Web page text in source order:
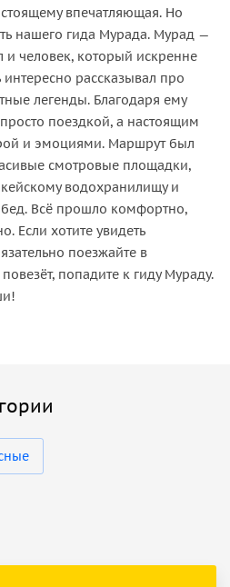
впечатляющая. Но
нашего гида Мурада. Мурад —
человек, который искренне
рассказывал про
легенды. Благодаря ему
поездкой, а настоящим
и эмоциями. Маршрут был
смотровые площадки,
водохранилищу и
Всё прошло комфортно,
Если хотите увидеть
поезжайте в
попадите к гиду Мураду.